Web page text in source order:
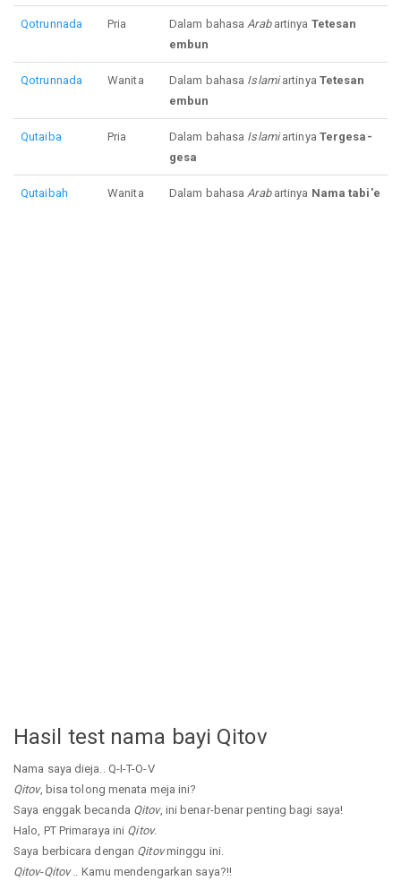
Qotrunnada Pria Dalam bahasaArabartinya Tetesan
embun
Qotrunnada Wanita Dalam bahasa Islamiartinya Tetesan
embun
Qutaiba Pria Dalam bahasa Islamiartinya Tergesa-
gesa
Qutaibah Wanita Dalam bahasaArabartinya Nama tabi'e
Hasil test nama bayi Qitov
Nama saya dieja.. Q-I-T-O-V
Qitov, bisa tolong menata meja ini?
Saya enggak becanda Qitov, ini benar-benar penting bagi saya!
Halo, PT Primaraya ini Qitov.
Saya berbicara dengan Qitovminggu ini.
Qitov-Qitov.. Kamu mendengarkan saya?!!